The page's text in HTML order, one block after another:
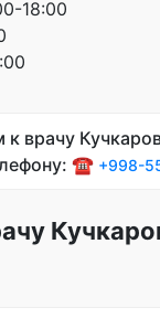
18:00
к врачу
☎️ +998-